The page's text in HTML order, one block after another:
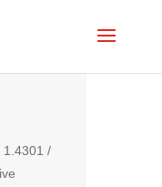
1.4301 /